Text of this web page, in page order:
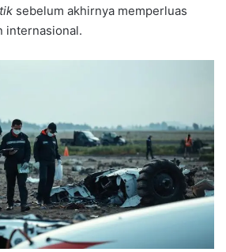
sebelum akhirnya memperluas
internasional.